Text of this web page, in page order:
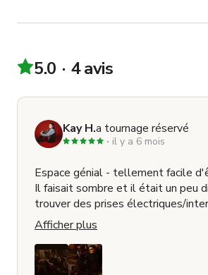
5.0 4 avis
Kay H.a tournage réservé
il y a 6 mois
Espace génial - tellement facile
Il faisait sombre et il était un peu
trouver des prises électriques/
éteindre les lumières du plafond
réussi ! :) Le propriétaire était très
et nous a fait visiter. Nous
certainement !
Afficher plus